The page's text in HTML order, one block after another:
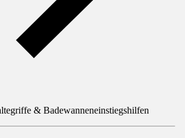
& Badewanneneinstiegshilfen